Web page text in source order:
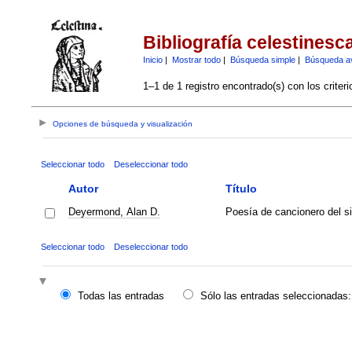
Bibliografía
Inicio| Mostrar todo| Búsqueda simple| Búsqueda
1–1 de 1 registro encontrado(s) con los
Opciones de búsqueda y visualización
Seleccionar todo Deseleccionar todo
Autor Título
Deyermond, Alan D. Poesía de cancionero del
Seleccionar todo Deseleccionar todo
Todas las entradas
Sólo las entradas seleccionadas: